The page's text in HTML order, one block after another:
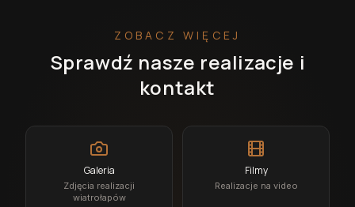
ZOBACZ WIĘCEJ
Sprawdź nasze realizacje i
kontakt
Galeria
Zdjęcia realizacji
wiatrołapów
Filmy
Realizacje na video